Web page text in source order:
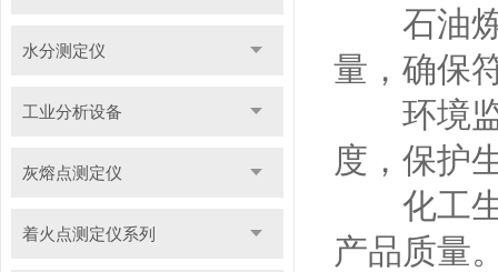
水分测定仪
工业分析设备
灰熔点测定仪
着火点测定仪系列
石油炼
量，确保
环境监
度，保护
化工生
产品质量